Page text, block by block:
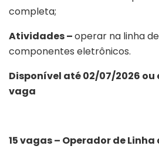
completa;
Atividades –operar na linha
componentes eletrônicos.
Disponível até 02/07/2026
vaga
15 vagas – Operador de